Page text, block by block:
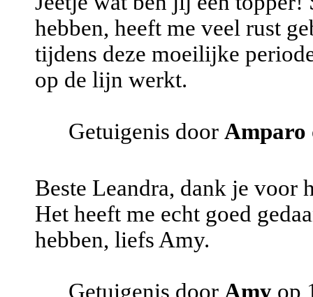
hebben, heeft me veel rust
tijdens deze moeilijke
op de lijn werkt.
Getuigenis door Amparo
Beste Leandra, dank je voor
Het heeft me echt goed
hebben, liefs Amy.
Getuigenis door Amy op